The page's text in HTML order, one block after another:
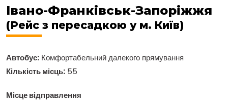
Івано-Франківськ-Запоріжжя
(Рейс з пересадкою у м. Київ)
Автобус: Комфортабельний далекого прямування
Кількість місць: 55
Місце відправлення